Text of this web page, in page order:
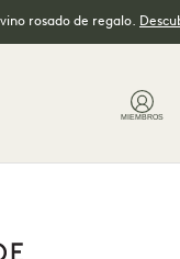
rosado de regalo.
MIEMBROS